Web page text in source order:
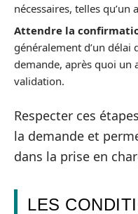
nécessaires, telles qu’un
Attendre la
généralement d’un
demande, après quoi un
validation.
Respecter ces
la demande et
dans la prise en
LES